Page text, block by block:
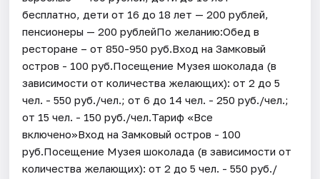
бесплатно, дети от 16 до 18 лет — 200 рублей,
пенсионеры — 200 рублейПо желанию:Обед в
ресторане – от 850-950 руб.Вход на Замковый
остров - 100 руб.Посещение Музея шоколада (в
зависимости от количества желающих): от 2 до 5
чел. - 550 руб./чел.; от 6 до 14 чел. - 250 руб./чел.;
от 15 чел. - 150 руб./чел.Тариф «Все
включено»Вход на Замковый остров - 100
руб.Посещение Музея шоколада (в зависимости от
количества желающих): от 2 до 5 чел. - 550 руб./